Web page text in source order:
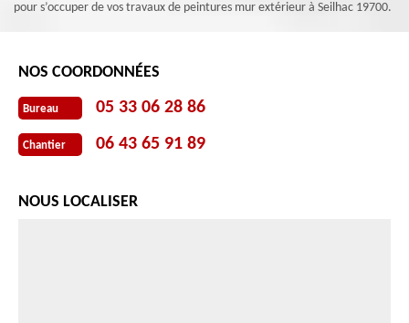
pour s’occuper de vos travaux de peintures mur extérieur à Seilhac 19700.
NOS COORDONNÉES
Bureau 05 33 06 28 86
Chantier 06 43 65 91 89
NOUS LOCALISER